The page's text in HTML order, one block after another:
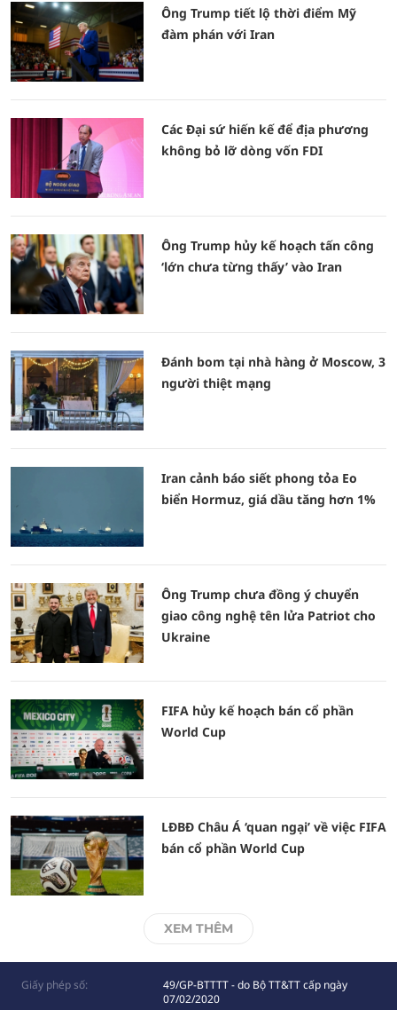
Ông Trump tiết lộ thời điểm Mỹ
đàm phán với Iran
Các Đại sứ hiến kế để địa phương
không bỏ lỡ dòng vốn FDI
Ông Trump hủy kế hoạch tấn công
‘lớn chưa từng thấy’ vào Iran
Đánh bom tại nhà hàng ở Moscow, 3
người thiệt mạng
Iran cảnh báo siết phong tỏa Eo
biển Hormuz, giá dầu tăng hơn 1%
Ông Trump chưa đồng ý chuyển
giao công nghệ tên lửa Patriot cho
Ukraine
FIFA hủy kế hoạch bán cổ phần
World Cup
LĐBĐ Châu Á ‘quan ngại’ về việc FIFA
bán cổ phần World Cup
XEM THÊM
Giấy phép số:
49/GP-BTTTT - do Bộ TT&TT cấp ngày
07/02/2020